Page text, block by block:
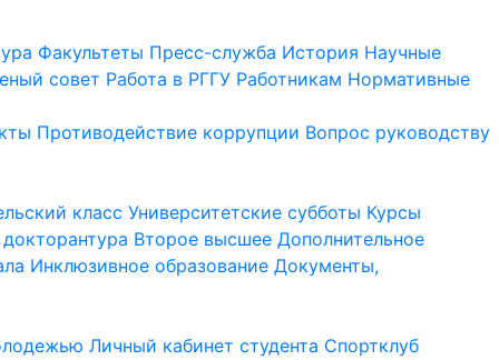
Факультеты Пресс-служба История Научные
совет Работа в РГГУ Работникам Нормативные
Противодействие коррупции Вопрос руководству
класс Университетские субботы Курсы
Второе высшее Дополнительное
Инклюзивное образование Документы,
Личный кабинет студента Спортклуб